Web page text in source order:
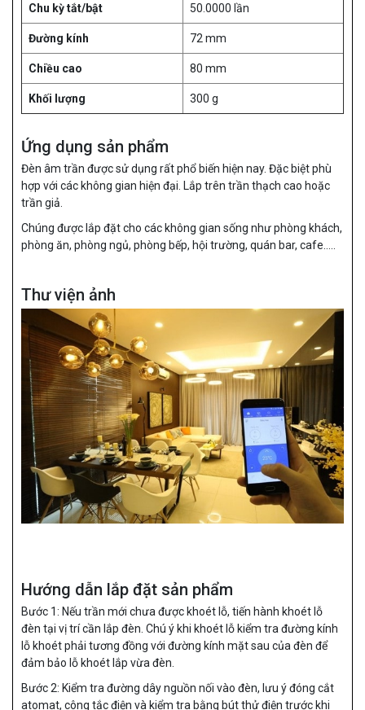
Chu kỳ tắt/bật 50.0000 lần
Đường kính 72 mm
Chiều cao 80 mm
Khối lượng 300 g
Ứng dụng sản phẩm
Đèn âm trần được sử dụng rất phổ biến hiện nay. Đặc biệt phù
hợp với các không gian hiện đại. Lắp trên trần thạch cao hoặc
trần giả.
Chúng được lắp đặt cho các không gian sống như phòng khách,
phòng ăn, phòng ngủ, phòng bếp, hội trường, quán bar, cafe…..
Thư viện ảnh
Hướng dẫn lắp đặt sản phẩm
Bước 1: Nếu trần mới chưa được khoét lỗ, tiến hành khoét lỗ
đèn tại vị trí cần lắp đèn. Chú ý khi khoét lỗ kiểm tra đường kính
lỗ khoét phải tương đồng với đường kính mặt sau của đèn để
đảm bảo lỗ khoét lắp vừa đèn.
Bước 2: Kiểm tra đường dây nguồn nối vào đèn, lưu ý đóng cắt
atomat, công tắc điện và kiểm tra bằng bút thử điện trước khi